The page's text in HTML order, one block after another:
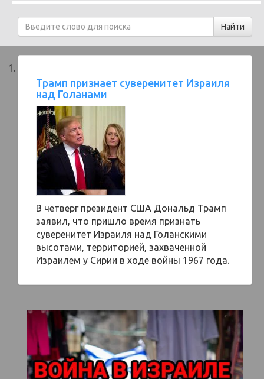
Трамп признает суверенитет Израиля
над Голанами
В четверг президент США Дональд Трамп
заявил, что пришло время признать
суверенитет Израиля над Голанскими
высотами, территорией, захваченной
Израилем у Сирии в ходе войны 1967 года.